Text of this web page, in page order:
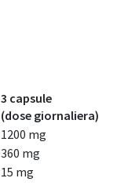
3 capsule
(dose giornaliera)
1200 mg
360 mg
15 mg